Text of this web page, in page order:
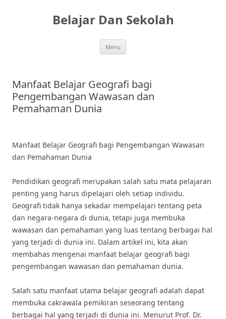
Belajar Dan Sekolah
Menu
Manfaat Belajar Geografi bagi
Pengembangan Wawasan dan
Pemahaman Dunia
Manfaat Belajar Geografi bagi Pengembangan Wawasan
dan Pemahaman Dunia
Pendidikan geografi merupakan salah satu mata pelajaran
penting yang harus dipelajari oleh setiap individu.
Geografi tidak hanya sekadar mempelajari tentang peta
dan negara-negara di dunia, tetapi juga membuka
wawasan dan pemahaman yang luas tentang berbagai hal
yang terjadi di dunia ini. Dalam artikel ini, kita akan
membahas mengenai manfaat belajar geografi bagi
pengembangan wawasan dan pemahaman dunia.
Salah satu manfaat utama belajar geografi adalah dapat
membuka cakrawala pemikiran seseorang tentang
berbagai hal yang terjadi di dunia ini. Menurut Prof. Dr.